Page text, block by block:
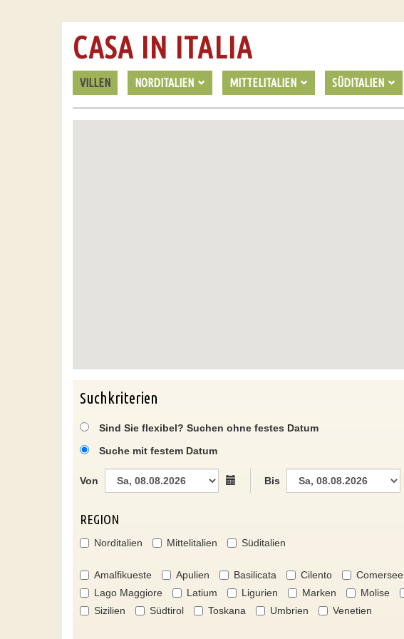
VILLEN NORDITALIEN MITTELITALIEN SÜDITALIEN
CASA IN ITALIA
Suchkriterien
Sind Sie flexibel? Suchen ohne festes Datum
Suche mit festem Datum
Von Bis
REGION
Norditalien Mittelitalien Süditalien
Amalfikueste Apulien Basilicata Cilento Comersee
Lago Maggiore
Latium Ligurien Marken Molise
Sizilien
Südtirol Toskana Umbrien Venetien